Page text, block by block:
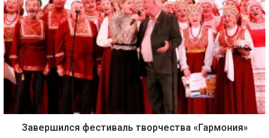
Завершился фестиваль творчества «Гармония»